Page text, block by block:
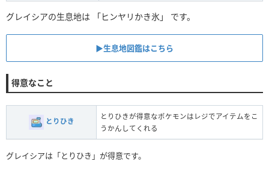
グレイシアの生息地は 「ヒンヤリかき氷」 です。
▶︎生息地図鑑はこちら
得意なこと
とりひき
とりひきが得意なポケモンはレジでアイテムをこ
うかんしてくれる
グレイシアは「とりひき」が得意です。